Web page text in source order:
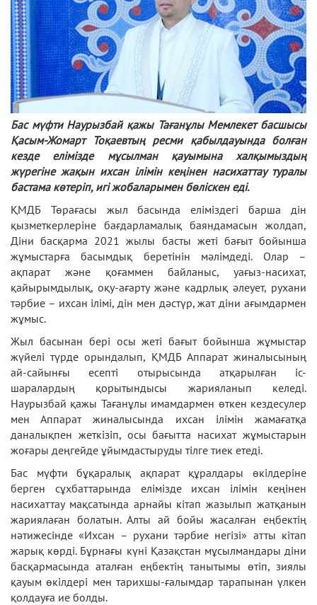
Бас мүфти Наурызбай қажы Тағанұлы Мемлекет басшысы
Қасым-Жомарт Тоқаевтың ресми қабылдауында болған
кезде елімізде мұсылман қауымына халқымыздың
жүрегіне жақын ихсан ілімін кеңінен насихаттау туралы
бастама көтеріп, игі жобаларымен бөліскен еді.
ҚМДБ Төрағасы жыл басында еліміздегі барша дін
қызметкерлеріне бағдарламалық баяндамасын жолдап,
Діни басқарма 2021 жылы басты жеті бағыт бойынша
жұмыстарға басымдық беретінін мәлімдеді. Олар –
ақпарат және қоғаммен байланыс, уағыз-насихат,
қайырымдылық, оқу-ағарту және кадрлық әлеует, рухани
тәрбие – ихсан ілімі, дін мен дәстүр, жат діни ағымдармен
жұмыс.
Жыл басынан бері осы жеті бағыт бойынша жұмыстар
жүйелі түрде орындалып, ҚМДБ Аппарат жиналысының
ай-сайынғы есепті отырысында атқарылған іс-
шаралардың қорытындысы жарияланып келеді.
Наурызбай қажы Тағанұлы имамдармен өткен кездесулер
мен Аппарат жиналысында ихсан ілімін жамағатқа
даналықпен жеткізіп, осы бағытта насихат жұмыстарын
жоғары деңгейде ұйымдастыруды тілге тиек етеді.
Бас мүфти бұқаралық ақпарат құралдары өкілдеріне
берген сұхбаттарында елімізде ихсан ілімін кеңінен
насихаттау мақсатында арнайы кітап жазылып жатқанын
жариялаған болатын. Алты ай бойы жасалған еңбектің
нәтижесінде «Ихсан – рухани тәрбие негізі» атты кітап
жарық көрді. Бұрнағы күні Қазақстан мұсылмандары діни
басқармасында аталған еңбектің танытымы өтіп, зиялы
қауым өкілдері мен тарихшы-ғалымдар тарапынан үлкен
қолдауға ие болды.